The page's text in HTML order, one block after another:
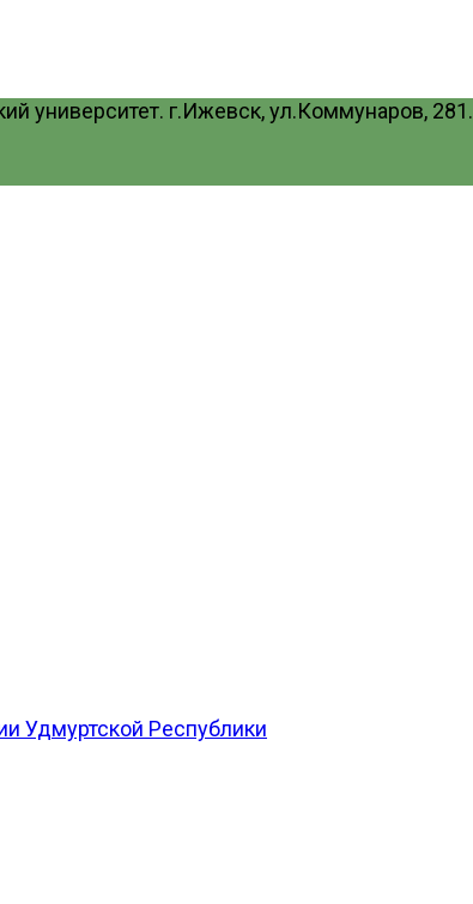
университет. г.Ижевск, ул.Коммунаров, 281.
Удмуртской Республики